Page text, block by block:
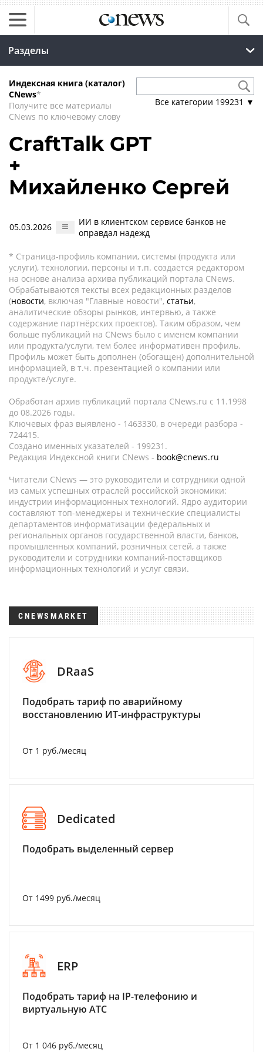
Разделы
Индексная книга (каталог)
CNews*
Получите все материалы
CNews по ключевому слову
Все категории 199231 ▼
CraftTalk GPT
+
Михайленко Сергей
05.03.2026
ИИ в клиентском сервисе банков не
оправдал надежд
* Страница-профиль компании, системы (продукта или
услуги), технологии, персоны и т.п. создается редактором
на основе анализа архива публикаций портала CNews.
Обрабатываются тексты всех редакционных разделов
(новости, включая "Главные новости", статьи,
аналитические обзоры рынков, интервью, а также
содержание партнёрских проектов). Таким образом, чем
больше публикаций на CNews было с именем компании
или продукта/услуги, тем более информативен профиль.
Профиль может быть дополнен (обогащен) дополнительной
информацией, в т.ч. презентацией о компании или
продукте/услуге.
Обработан архив публикаций портала CNews.ru c 11.1998
до 08.2026 годы.
Ключевых фраз выявлено - 1463330, в очереди разбора -
724415.
Создано именных указателей - 199231.
Редакция Индексной книги CNews - book@cnews.ru
Читатели CNews — это руководители и сотрудники одной
из самых успешных отраслей российской экономики:
индустрии информационных технологий. Ядро аудитории
составляют топ-менеджеры и технические специалисты
департаментов информатизации федеральных и
региональных органов государственной власти, банков,
промышленных компаний, розничных сетей, а также
руководители и сотрудники компаний-поставщиков
информационных технологий и услуг связи.
CNEWSMARKET
DRaaS
Подобрать тариф по аварийному
восстановлению ИТ-инфраструктуры
От 1 руб./месяц
Dedicated
Подобрать выделенный сервер
От 1499 руб./месяц
ERP
Подобрать тариф на IP-телефонию и
виртуальную АТС
От 1 046 руб./месяц